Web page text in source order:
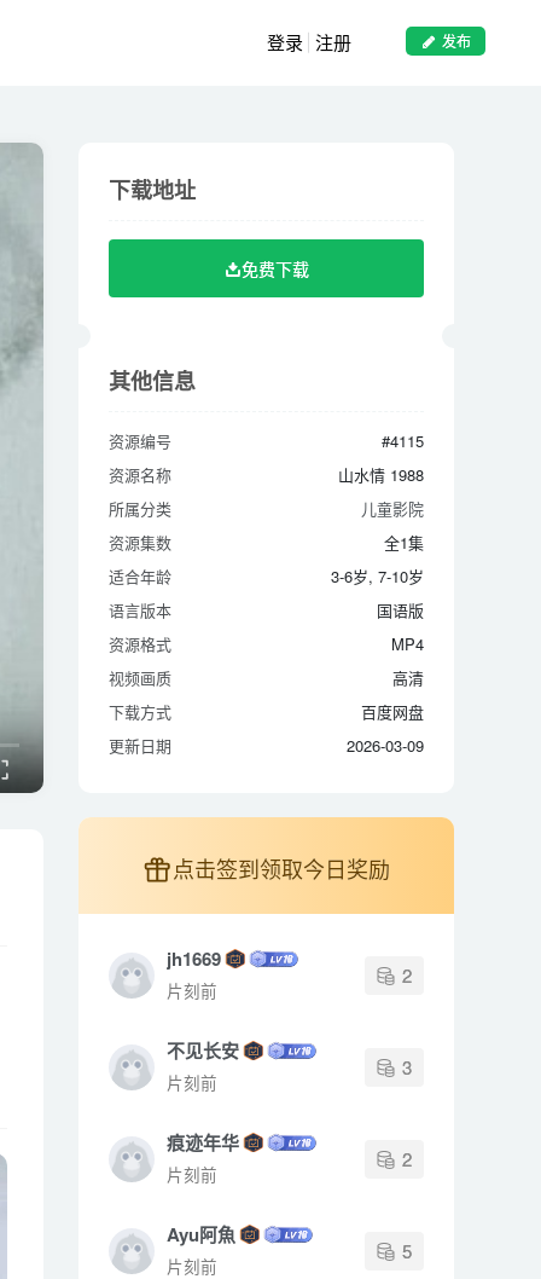
发布
登录 注册
免费下载
资源名称
山水情 1988
所属分类
儿童影院
资源集数
全1集
适合年龄
3-6岁, 7-10岁
语言版本
国语版
资源格式
MP4
视频画质
高清
下载方式
百度网盘
更新日期
2026-03-09
下载地址
免费下载
其他信息
资源编号
#4115
资源名称
山水情 1988
所属分类
儿童影院
资源集数
全1集
适合年龄
3-6岁, 7-10岁
语言版本
国语版
资源格式
MP4
视频画质
高清
下载方式
百度网盘
更新日期
2026-03-09
点击签到领取今日奖励
jh1669
片刻前
2
不见长安
片刻前
3
痕迹年华
片刻前
2
Ayu阿魚
片刻前
5